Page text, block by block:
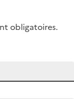
obligatoires.